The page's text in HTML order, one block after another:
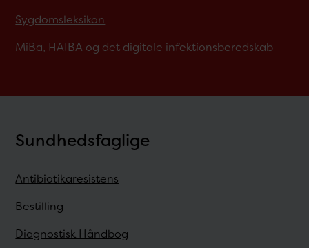
Sygdomsleksikon
MiBa, HAIBA og det digitale infektionsberedskab
Sundhedsfaglige
Antibiotikaresistens
Bestilling
Diagnostisk Håndbog